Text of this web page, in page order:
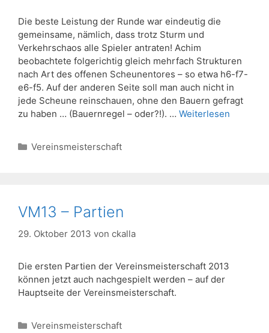
Die beste Leistung der Runde war eindeutig die
gemeinsame, nämlich, dass trotz Sturm und
Verkehrschaos alle Spieler antraten! Achim
beobachtete folgerichtig gleich mehrfach Strukturen
nach Art des offenen Scheunentores – so etwa h6-f7-
e6-f5. Auf der anderen Seite soll man auch nicht in
jede Scheune reinschauen, ohne den Bauern gefragt
zu haben … (Bauernregel – oder?!). … Weiterlesen
Kategorien
Vereinsmeisterschaft
VM13 – Partien
29. Oktober 2013 von ckalla
Die ersten Partien der Vereinsmeisterschaft 2013
können jetzt auch nachgespielt werden – auf der
Hauptseite der Vereinsmeisterschaft.
Kategorien
Vereinsmeisterschaft